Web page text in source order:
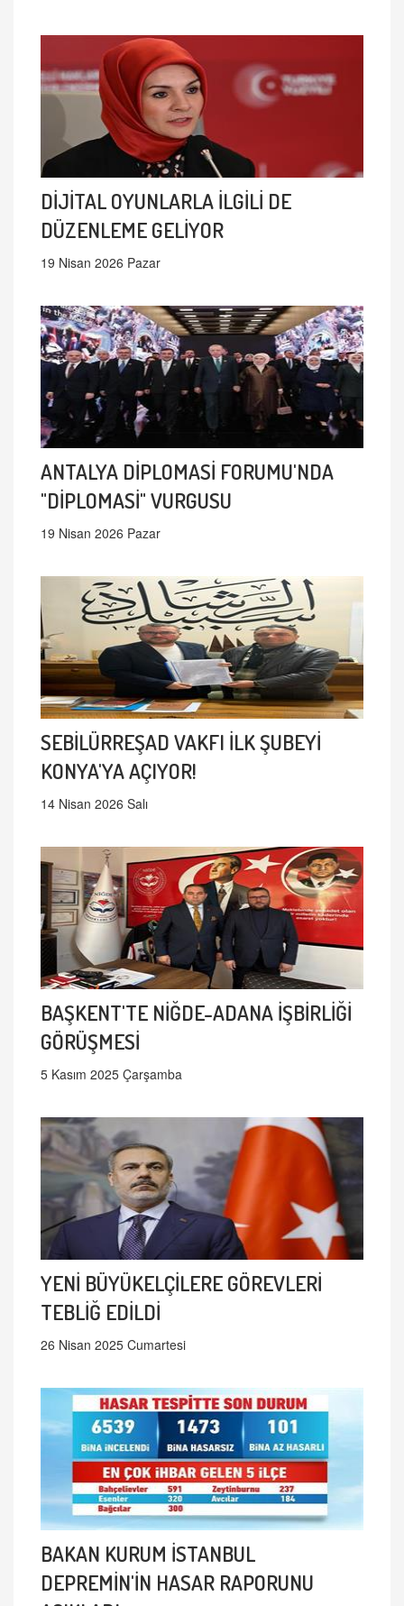
DİJİTAL OYUNLARLA İLGİLİ DE
DÜZENLEME GELİYOR
19 Nisan 2026 Pazar
ANTALYA DİPLOMASİ FORUMU'NDA
"DİPLOMASİ" VURGUSU
19 Nisan 2026 Pazar
SEBİLÜRREŞAD VAKFI İLK ŞUBEYİ
KONYA'YA AÇIYOR!
14 Nisan 2026 Salı
BAŞKENT'TE NİĞDE-ADANA İŞBİRLİĞİ
GÖRÜŞMESİ
5 Kasım 2025 Çarşamba
YENİ BÜYÜKELÇİLERE GÖREVLERİ
TEBLİĞ EDİLDİ
26 Nisan 2025 Cumartesi
BAKAN KURUM İSTANBUL
DEPREMİN'İN HASAR RAPORUNU